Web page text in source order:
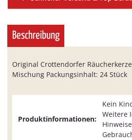
Beschreibung
Original Crottendorfer
Mischung Packungsinhalt: 24 Stück
Produktinformationen:
Kein
Weitere